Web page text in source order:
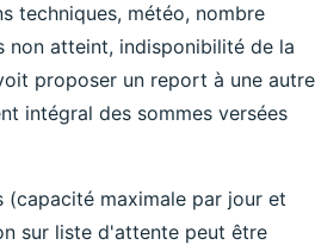
techniques, météo, nombre
non atteint, indisponibilité de la
proposer un report à une autre
intégral des sommes versées
(capacité maximale par jour et
sur liste d'attente peut être